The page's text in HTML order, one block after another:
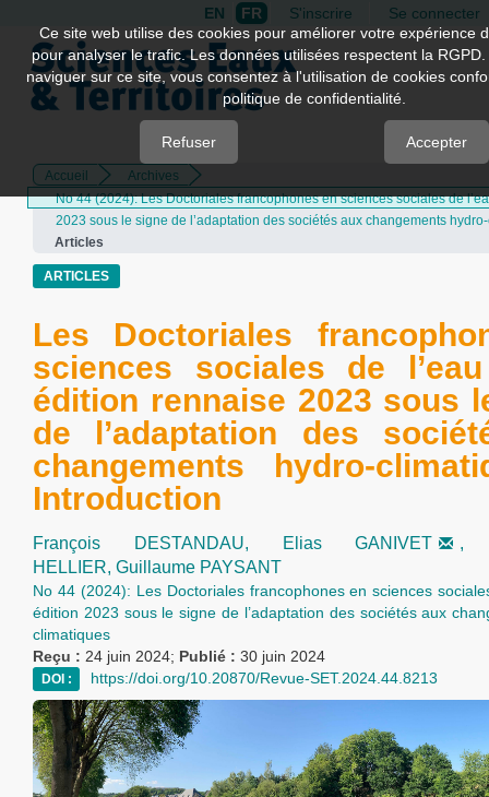
Quick
jump
page
Main
Navigation
Main
Content
Sidebar
EN FR S'inscrire Se connecter
Accueil
Archives
No 44 (2024): Les Doctoriales francophones en sciences sociales de
2023 sous le signe de l’adaptation des sociétés aux changements
Articles
ARTICLES
Les Doctoriales
sciences sociales de
édition rennaise 2023 sous
de l’adaptation des
changements hydro-
Introduction
François DESTANDAU, Elias GANIVET
HELLIER, Guillaume PAYSANT
No 44 (2024): Les Doctoriales francophones en sciences
édition 2023 sous le signe de l’adaptation des sociétés aux
climatiques
Reçu : 24 juin 2024; Publié : 30 juin 2024
DOI : https://doi.org/10.20870/Revue-SET.2024.44.8213
Ce site web utilise des cookies pour améliorer votre expérience
pour analyser le trafic. Les données utilisées respectent la
naviguer sur ce site, vous consentez à l'utilisation de cookies
politique de confidentialité.
Refuser Accepter